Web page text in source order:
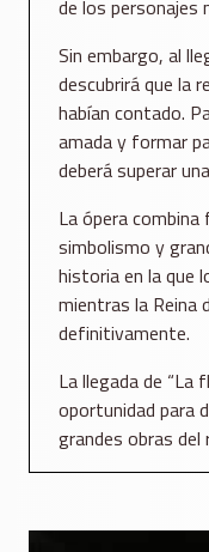
de los personajes
Sin embargo, al
descubrirá que la
habían contado.
amada y formar
deberá superar
La ópera
simbolismo y
historia en la que
mientras la Reina
definitivamente.
La llegada de “La
oportunidad para
grandes obras